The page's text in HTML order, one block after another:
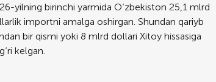
yilning birinchi yarmida O‘zbekiston 25,1 mlrd
importni amalga oshirgan. Shundan qariyb
bir qismi yoki 8 mlrd dollari Xitoy hissasiga
kelgan.